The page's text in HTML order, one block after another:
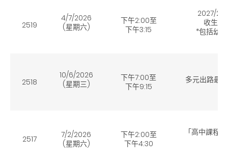
2519
4/7/2026
(星期六)
下午2:00至
下午3:15
2027/28
收生安
*包括幼
2518
10/6/2026
(星期三)
下午7:00至
下午9:15
多元出路最
2517
7/2/2026
(星期六)
下午2:00至
下午4:30
「高中課程